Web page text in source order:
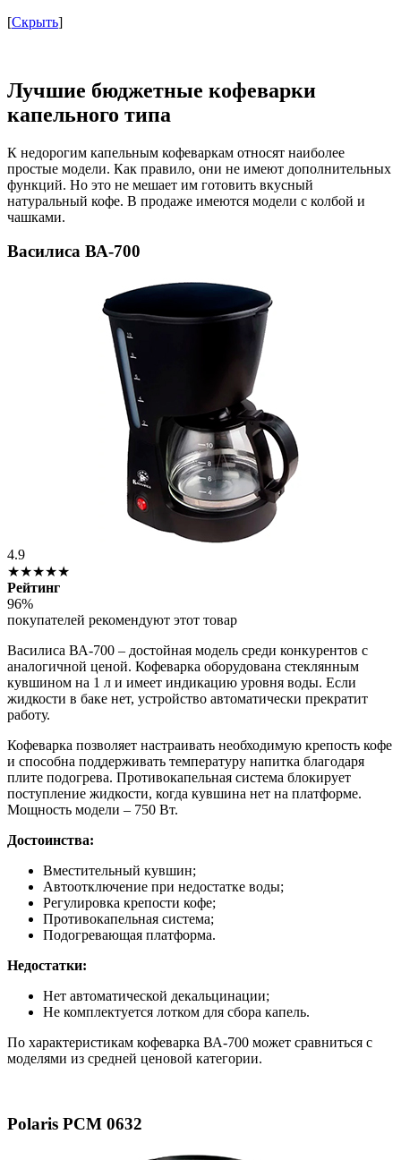
[Скрыть]
Лучшие бюджетные кофеварки
капельного типа
К недорогим капельным кофеваркам относят наиболее
простые модели. Как правило, они не имеют дополнительных
функций. Но это не мешает им готовить вкусный
натуральный кофе. В продаже имеются модели с колбой и
чашками.
Василиса ВА-700
4.9
★★★★★
Рейтинг
96%
покупателей рекомендуют этот товар
Василиса ВА-700 – достойная модель среди конкурентов с
аналогичной ценой. Кофеварка оборудована стеклянным
кувшином на 1 л и имеет индикацию уровня воды. Если
жидкости в баке нет, устройство автоматически прекратит
работу.
Кофеварка позволяет настраивать необходимую крепость кофе
и способна поддерживать температуру напитка благодаря
плите подогрева. Противокапельная система блокирует
поступление жидкости, когда кувшина нет на платформе.
Мощность модели – 750 Вт.
Достоинства:
Вместительный кувшин;
Автоотключение при недостатке воды;
Регулировка крепости кофе;
Противокапельная система;
Подогревающая платформа.
Недостатки:
Нет автоматической декальцинации;
Не комплектуется лотком для сбора капель.
По характеристикам кофеварка ВА-700 может сравниться с
моделями из средней ценовой категории.
Polaris PCM 0632